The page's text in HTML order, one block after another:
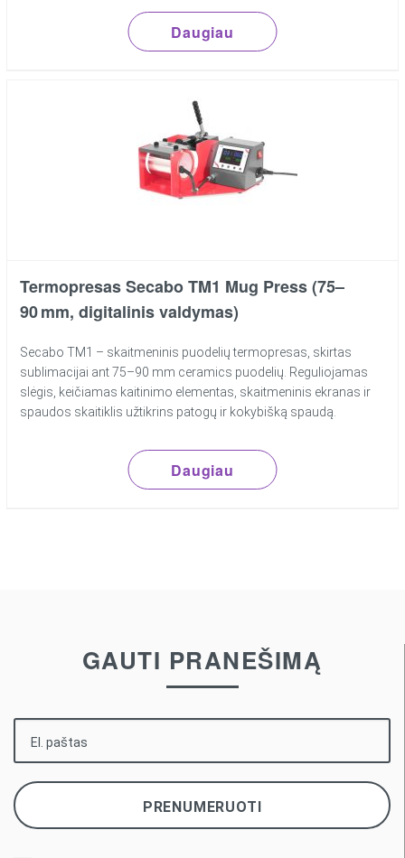
Daugiau
Termopresas Secabo TM1 Mug Press (75–
90 mm, digitalinis valdymas)
Secabo TM1 – skaitmeninis puodelių termopresas, skirtas
sublimacijai ant 75–90 mm ceramics puodelių. Reguliojamas
slėgis, keičiamas kaitinimo elementas, skaitmeninis ekranas ir
spaudos skaitiklis užtikrins patogų ir kokybišką spaudą.
Daugiau
GAUTI PRANEŠIMĄ